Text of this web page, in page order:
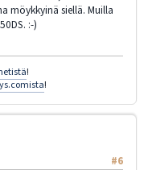
möykkyinä siellä. Muilla
:-)
!
!
#6